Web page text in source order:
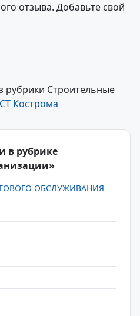
отзыва. Добавьте свой
рубрики Строительные
Кострома
в рубрике
ОБСЛУЖИВАНИЯ